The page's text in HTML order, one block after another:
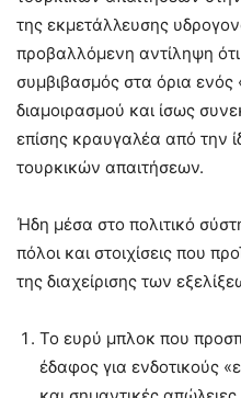
της εκμετάλλευσης
προβαλλόμενη αντίληψη
συμβιβασμός στα όρια ενός
διαμοιρασμού και ίσως
επίσης κραυγαλέα από την
τουρκικών απαιτήσεων.
Ήδη μέσα στο πολιτικό
πόλοι και στοιχίσεις που
της διαχείρισης των
Το ευρύ μπλοκ που
έδαφος για ενδοτικούς